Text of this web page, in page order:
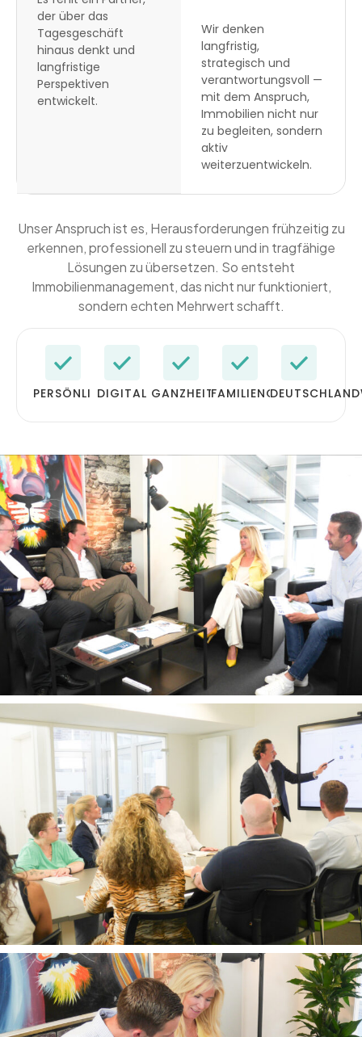
der über das
Tagesgeschäft
hinaus denkt und
langfristige
Perspektiven
entwickelt.
Wir denken
langfristig,
strategisch und
verantwortungsvoll —
mit dem Anspruch,
Immobilien nicht nur
zu begleiten, sondern
aktiv
weiterzuentwickeln.
Unser Anspruch ist es, Herausforderungen frühzeitig zu
erkennen, professionell zu steuern und in tragfähige
Lösungen zu übersetzen. So entsteht
Immobilienmanagement, das nicht nur funktioniert,
sondern echten Mehrwert schafft.
PERSÖNLICHDIGITAL GANZHEITLICHFAMILIENGEFÜHRT